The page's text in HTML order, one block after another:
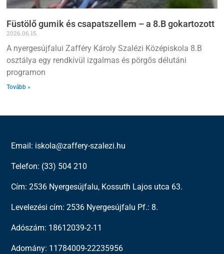
Füstölő gumik és csapatszellem – a 8.B gokartozott
2026.06.15.
A nyergesújfalui Zafféry Károly Szalézi Középiskola 8.B
osztálya egy rendkívül izgalmas és pörgős délutáni
programon
Tovább »
Email: iskola@zaffery-szalezi.hu
Telefon: (33) 504 210
Cím: 2536 Nyergesújfalu, Kossuth Lajos utca 63.
Levelezési cím: 2536 Nyergesújfalu Pf.: 8.
Adószám: 18612039-2-11
Adomány: 11784009-22235956